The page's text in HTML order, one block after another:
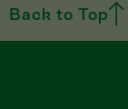
Back to Top